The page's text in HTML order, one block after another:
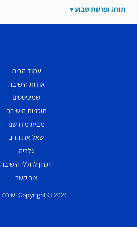
תורה ופרשת שבוע
עמוד הבית
אודות הישיבה
שמיניסטים
תוכניות הישיבה
מבית מדרשנו
שאל את הרב
גלריה
זיכרון לחללי הישיבה
צור קשר
Copyright © 2026 ישיבת הכותל